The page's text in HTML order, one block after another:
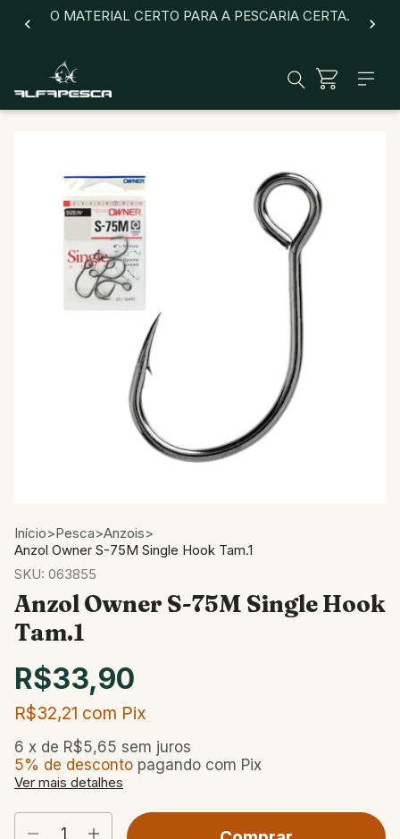
O MATERIAL CERTO PARA A PESCARIA CERTA.
Início>Pesca>Anzois>
Anzol Owner S-75M Single Hook Tam.1
SKU: 063855
Anzol Owner S-75M Single Hook
Tam.1
R$33,90
R$32,21 com Pix
6 x de R$5,65 sem juros
5% de desconto pagando com Pix
Ver mais detalhes